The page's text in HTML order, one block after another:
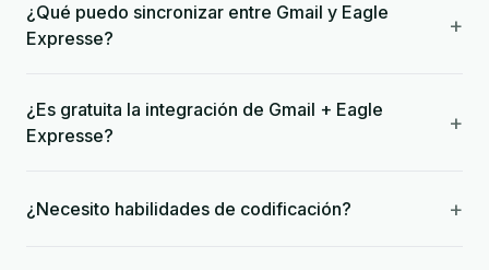
¿Qué puedo sincronizar entre Gmail y Eagle
Expresse?
+
¿Es gratuita la integración de Gmail + Eagle
Expresse?
+
¿Necesito habilidades de codificación? +